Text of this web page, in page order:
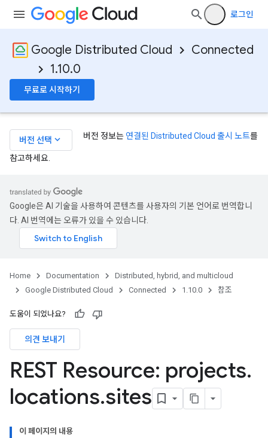
로그인
Google Distributed Cloud
Connected
1.10.0
무료로 시작하기
버전 선택 keyboard_arrow_down 버전 정보는 연결된 Distributed Cloud 출시 노트를
참고하세요.
Google은 AI 기술을 사용하여 콘텐츠를 사용자의 기본 언어로 번역합니
다. AI 번역에는 오류가 있을 수 있습니다.
Home Documentation
Distributed, hybrid, and multicloud
Google Distributed Cloud
Connected 1.10.0 참조
도움이 되었나요?
의견 보내기
REST Resource: projects.
locations.sites
이 페이지의 내용